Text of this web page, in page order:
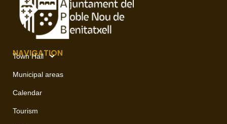
NAVIGATION
Town Hall
Municipal areas
Calendar
Tourism